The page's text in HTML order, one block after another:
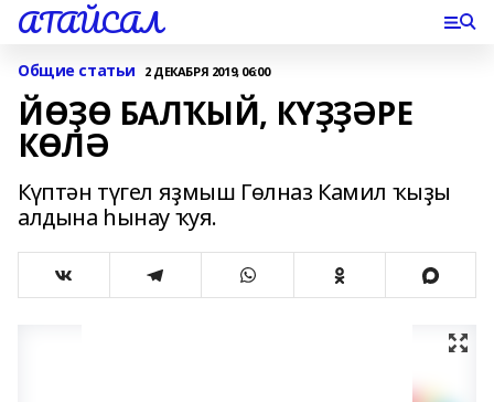
АТАЙСАЛ
Общие статьи 2 ДЕКАБРЯ 2019, 06:00
ЙӨҘӨ БАЛҠЫЙ, КҮҘҘӘРЕ
КӨЛӘ
Күптән түгел яҙмыш Гөлназ Камил ҡыҙы
алдына һынау ҡуя.